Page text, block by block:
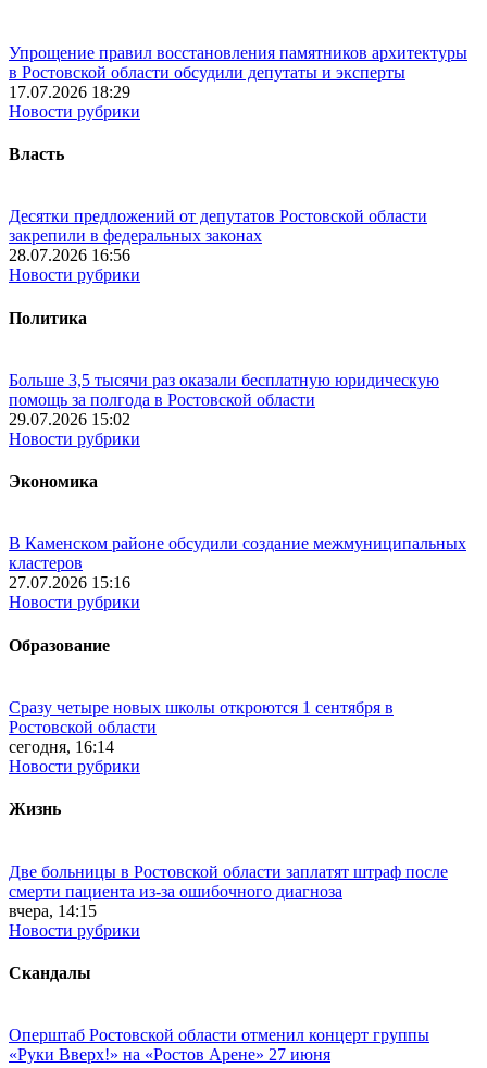
Упрощение правил восстановления памятников архитектуры
в Ростовской области обсудили депутаты и эксперты
17.07.2026 18:29
Новости рубрики
Власть
Десятки предложений от депутатов Ростовской области
закрепили в федеральных законах
28.07.2026 16:56
Новости рубрики
Политика
Больше 3,5 тысячи раз оказали бесплатную юридическую
помощь за полгода в Ростовской области
29.07.2026 15:02
Новости рубрики
Экономика
В Каменском районе обсудили создание межмуниципальных
кластеров
27.07.2026 15:16
Новости рубрики
Образование
Сразу четыре новых школы откроются 1 сентября в
Ростовской области
сегодня, 16:14
Новости рубрики
Жизнь
Две больницы в Ростовской области заплатят штраф после
смерти пациента из-за ошибочного диагноза
вчера, 14:15
Новости рубрики
Скандалы
Оперштаб Ростовской области отменил концерт группы
«Руки Вверх!» на «Ростов Арене» 27 июня